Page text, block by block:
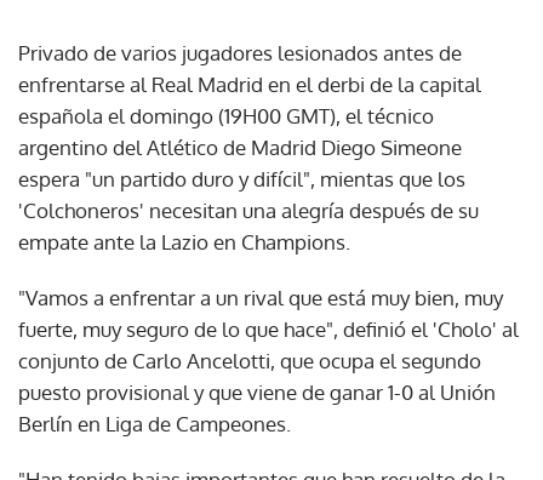
Privado de varios jugadores lesionados antes de
enfrentarse al Real Madrid en el derbi de la capital
española el domingo (19H00 GMT), el técnico
argentino del Atlético de Madrid Diego Simeone
espera "un partido duro y difícil", mientas que los
'Colchoneros' necesitan una alegría después de su
empate ante la Lazio en Champions.
"Vamos a enfrentar a un rival que está muy bien, muy
fuerte, muy seguro de lo que hace", definió el 'Cholo' al
conjunto de Carlo Ancelotti, que ocupa el segundo
puesto provisional y que viene de ganar 1-0 al Unión
Berlín en Liga de Campeones.